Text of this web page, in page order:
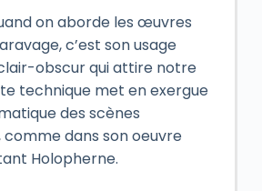
on aborde les œuvres
c’est son usage
obscur qui attire notre
technique met en exergue
des scènes
dans son oeuvre
Holopherne.